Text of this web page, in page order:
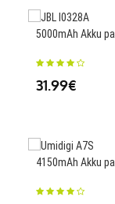
5000mAh Akku
31.99€
4150mAh Akku